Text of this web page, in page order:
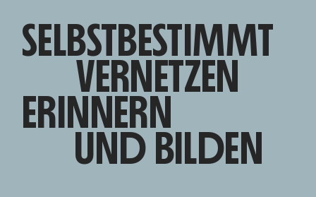
SELBSTBESTIMMT
VERNETZEN
ERINNERN
UND BILDEN